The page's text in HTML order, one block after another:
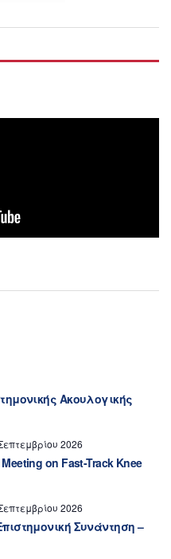
Ακουλογικής
2026
on Fast-Track Knee
2026
Συνάντηση –